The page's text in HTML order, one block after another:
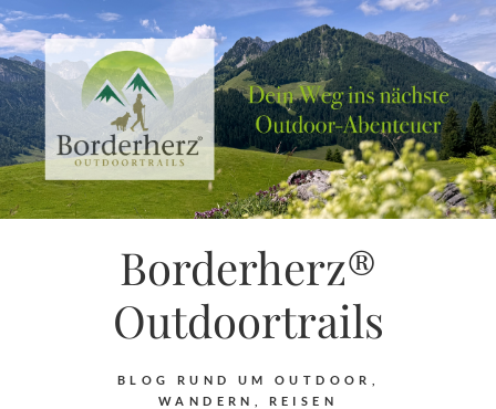
Borderherz®
Outdoortrails
BLOG RUND UM OUTDOOR,
WANDERN, REISEN